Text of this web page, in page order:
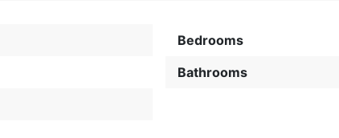
Bedrooms
Bathrooms